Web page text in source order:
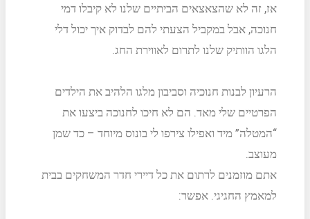
אז, זה לא שהצאצאים הביתיים שלנו לא קיבלו דמי
חנוכה, אבל במקביל הצעתי להם לבדוק איך יכול דלי
הלגו הוותיק שלנו לתרום לאווירת החג.
הרעיון לבנות חנוכיה וסביבון מלגו הלהיב את הילדים
הפרטיים שלי מאד. הם לא חיכו לחנוכה ביצעו את
“המטלה” מיד ואפילו צירפו לי בונוס מיוחד – כד שמן
מעוצב.
אתם מוזמנים לרתום את כל דיירי חדר המשחקים בבית
למאמץ החגיגי. אפשר: